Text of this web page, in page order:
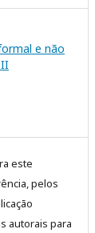
e não
este
pelos
autorais para